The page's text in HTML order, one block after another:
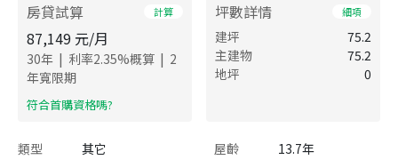
房貸試算 計算
87,149 元/月
30年 | 利率2.35%概算 | 2
年寬限期
​符合首購資格嗎?
坪數詳情 細項
建坪
75.2
主建物
75.2
地坪
0
類型 其它 屋齡
13.7年